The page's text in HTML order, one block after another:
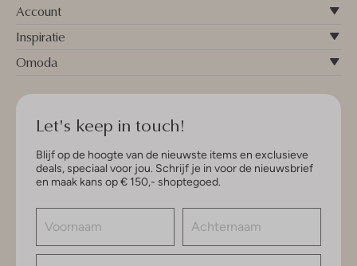
Account
Inspiratie
Omoda
Let's keep in touch!
Blijf op de hoogte van de nieuwste items en exclusieve
deals, speciaal voor jou. Schrijf je in voor de nieuwsbrief
en maak kans op € 150,- shoptegoed.